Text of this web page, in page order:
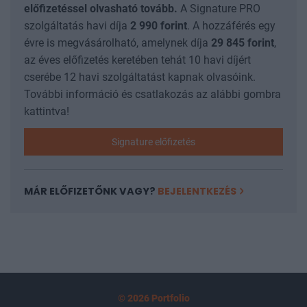
előfizetéssel olvasható tovább. A Signature PRO
szolgáltatás havi díja 2 990 forint. A hozzáférés egy
évre is megvásárolható, amelynek díja 29 845 forint,
az éves előfizetés keretében tehát 10 havi díjért
cserébe 12 havi szolgáltatást kapnak olvasóink.
További információ és csatlakozás az alábbi gombra
kattintva!
Signature előfizetés
MÁR ELŐFIZETŐNK VAGY? BEJELENTKEZÉS
© 2026 Portfolio